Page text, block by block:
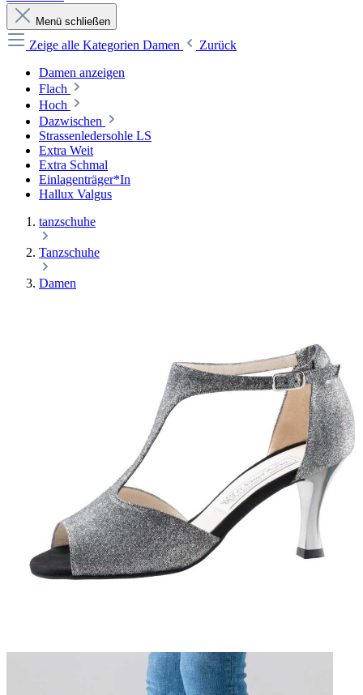
Menü schließen
Zeige alle Kategorien Damen
Zurück
Damen anzeigen
Flach
Hoch
Dazwischen
Strassenledersohle LS
Extra Weit
Extra Schmal
Einlagenträger*In
Hallux Valgus
tanzschuhe
Tanzschuhe
Damen